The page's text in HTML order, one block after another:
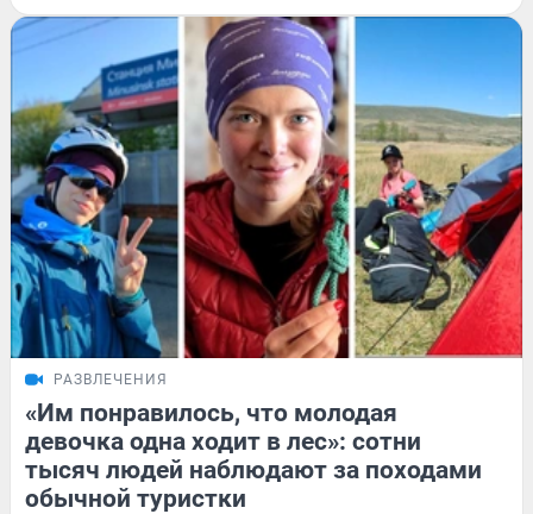
РАЗВЛЕЧЕНИЯ
«Им понравилось, что молодая
девочка одна ходит в лес»: сотни
тысяч людей наблюдают за походами
обычной туристки